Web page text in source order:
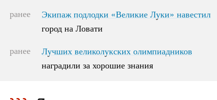
ранее
Экипаж подлодки «Великие Луки» навестил
город на Ловати
Экипаж подлодки «Великие Луки» навестил
город на Ловати
ранее
Лучших великолукских олимпиадников
наградили за хорошие знания
Лучших великолукских олимпиадников
наградили за хорошие знания